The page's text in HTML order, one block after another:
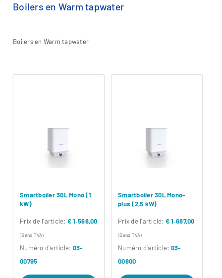
Boilers en Warm tapwater
Boilers en Warm tapwater
Smartboiler 30L Mono (1
kW)
Prix ​​de l'article: € 1.568,00
(Sans TVA)
Numéro d'article: 03-
00795
Smartboiler 30L Mono-
plus (2,5 kW)
Prix ​​de l'article: € 1.687,00
(Sans TVA)
Numéro d'article: 03-
00800